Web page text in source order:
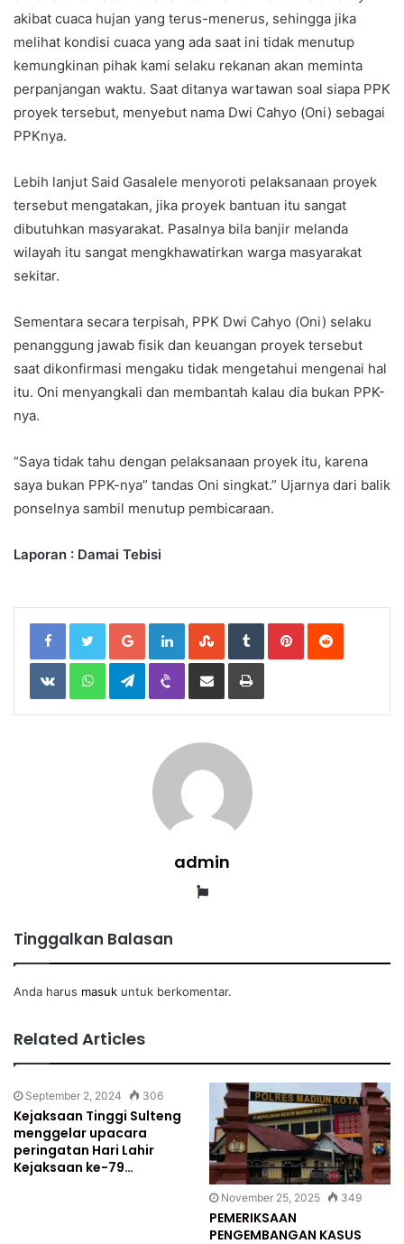
akibat cuaca hujan yang terus-menerus, sehingga jika
melihat kondisi cuaca yang ada saat ini tidak menutup
kemungkinan pihak kami selaku rekanan akan meminta
perpanjangan waktu. Saat ditanya wartawan soal siapa PPK
proyek tersebut, menyebut nama Dwi Cahyo (Oni) sebagai
PPKnya.
Lebih lanjut Said Gasalele menyoroti pelaksanaan proyek
tersebut mengatakan, jika proyek bantuan itu sangat
dibutuhkan masyarakat. Pasalnya bila banjir melanda
wilayah itu sangat mengkhawatirkan warga masyarakat
sekitar.
Sementara secara terpisah, PPK Dwi Cahyo (Oni) selaku
penanggung jawab fisik dan keuangan proyek tersebut
saat dikonfirmasi mengaku tidak mengetahui mengenai hal
itu. Oni menyangkali dan membantah kalau dia bukan PPK-
nya.
“Saya tidak tahu dengan pelaksanaan proyek itu, karena
saya bukan PPK-nya” tandas Oni singkat.” Ujarnya dari balik
ponselnya sambil menutup pembicaraan.
Laporan : Damai Tebisi
Google+LinkedInStumbleUpon
TumblrPinterestReddit
VKontakteWhatsAppTelegramViber Share
Email
Print
admin
Website
Tinggalkan Balasan
Anda harus masuk untuk berkomentar.
Related Articles
September 2, 2024 306
Kejaksaan Tinggi Sulteng
menggelar upacara
peringatan Hari Lahir
Kejaksaan ke-79…
November 25, 2025 349
PEMERIKSAAN
PENGEMBANGAN KASUS